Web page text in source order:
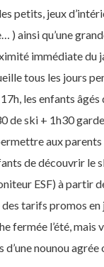
petits, jeux
) ainsi qu’une
immédiate du
tous les jours
les enfants âgés
de ski + 1h30
aux
de découvrir le
ESF) à partir
tarifs promos en
fermée l’été, mais
nounou agrée